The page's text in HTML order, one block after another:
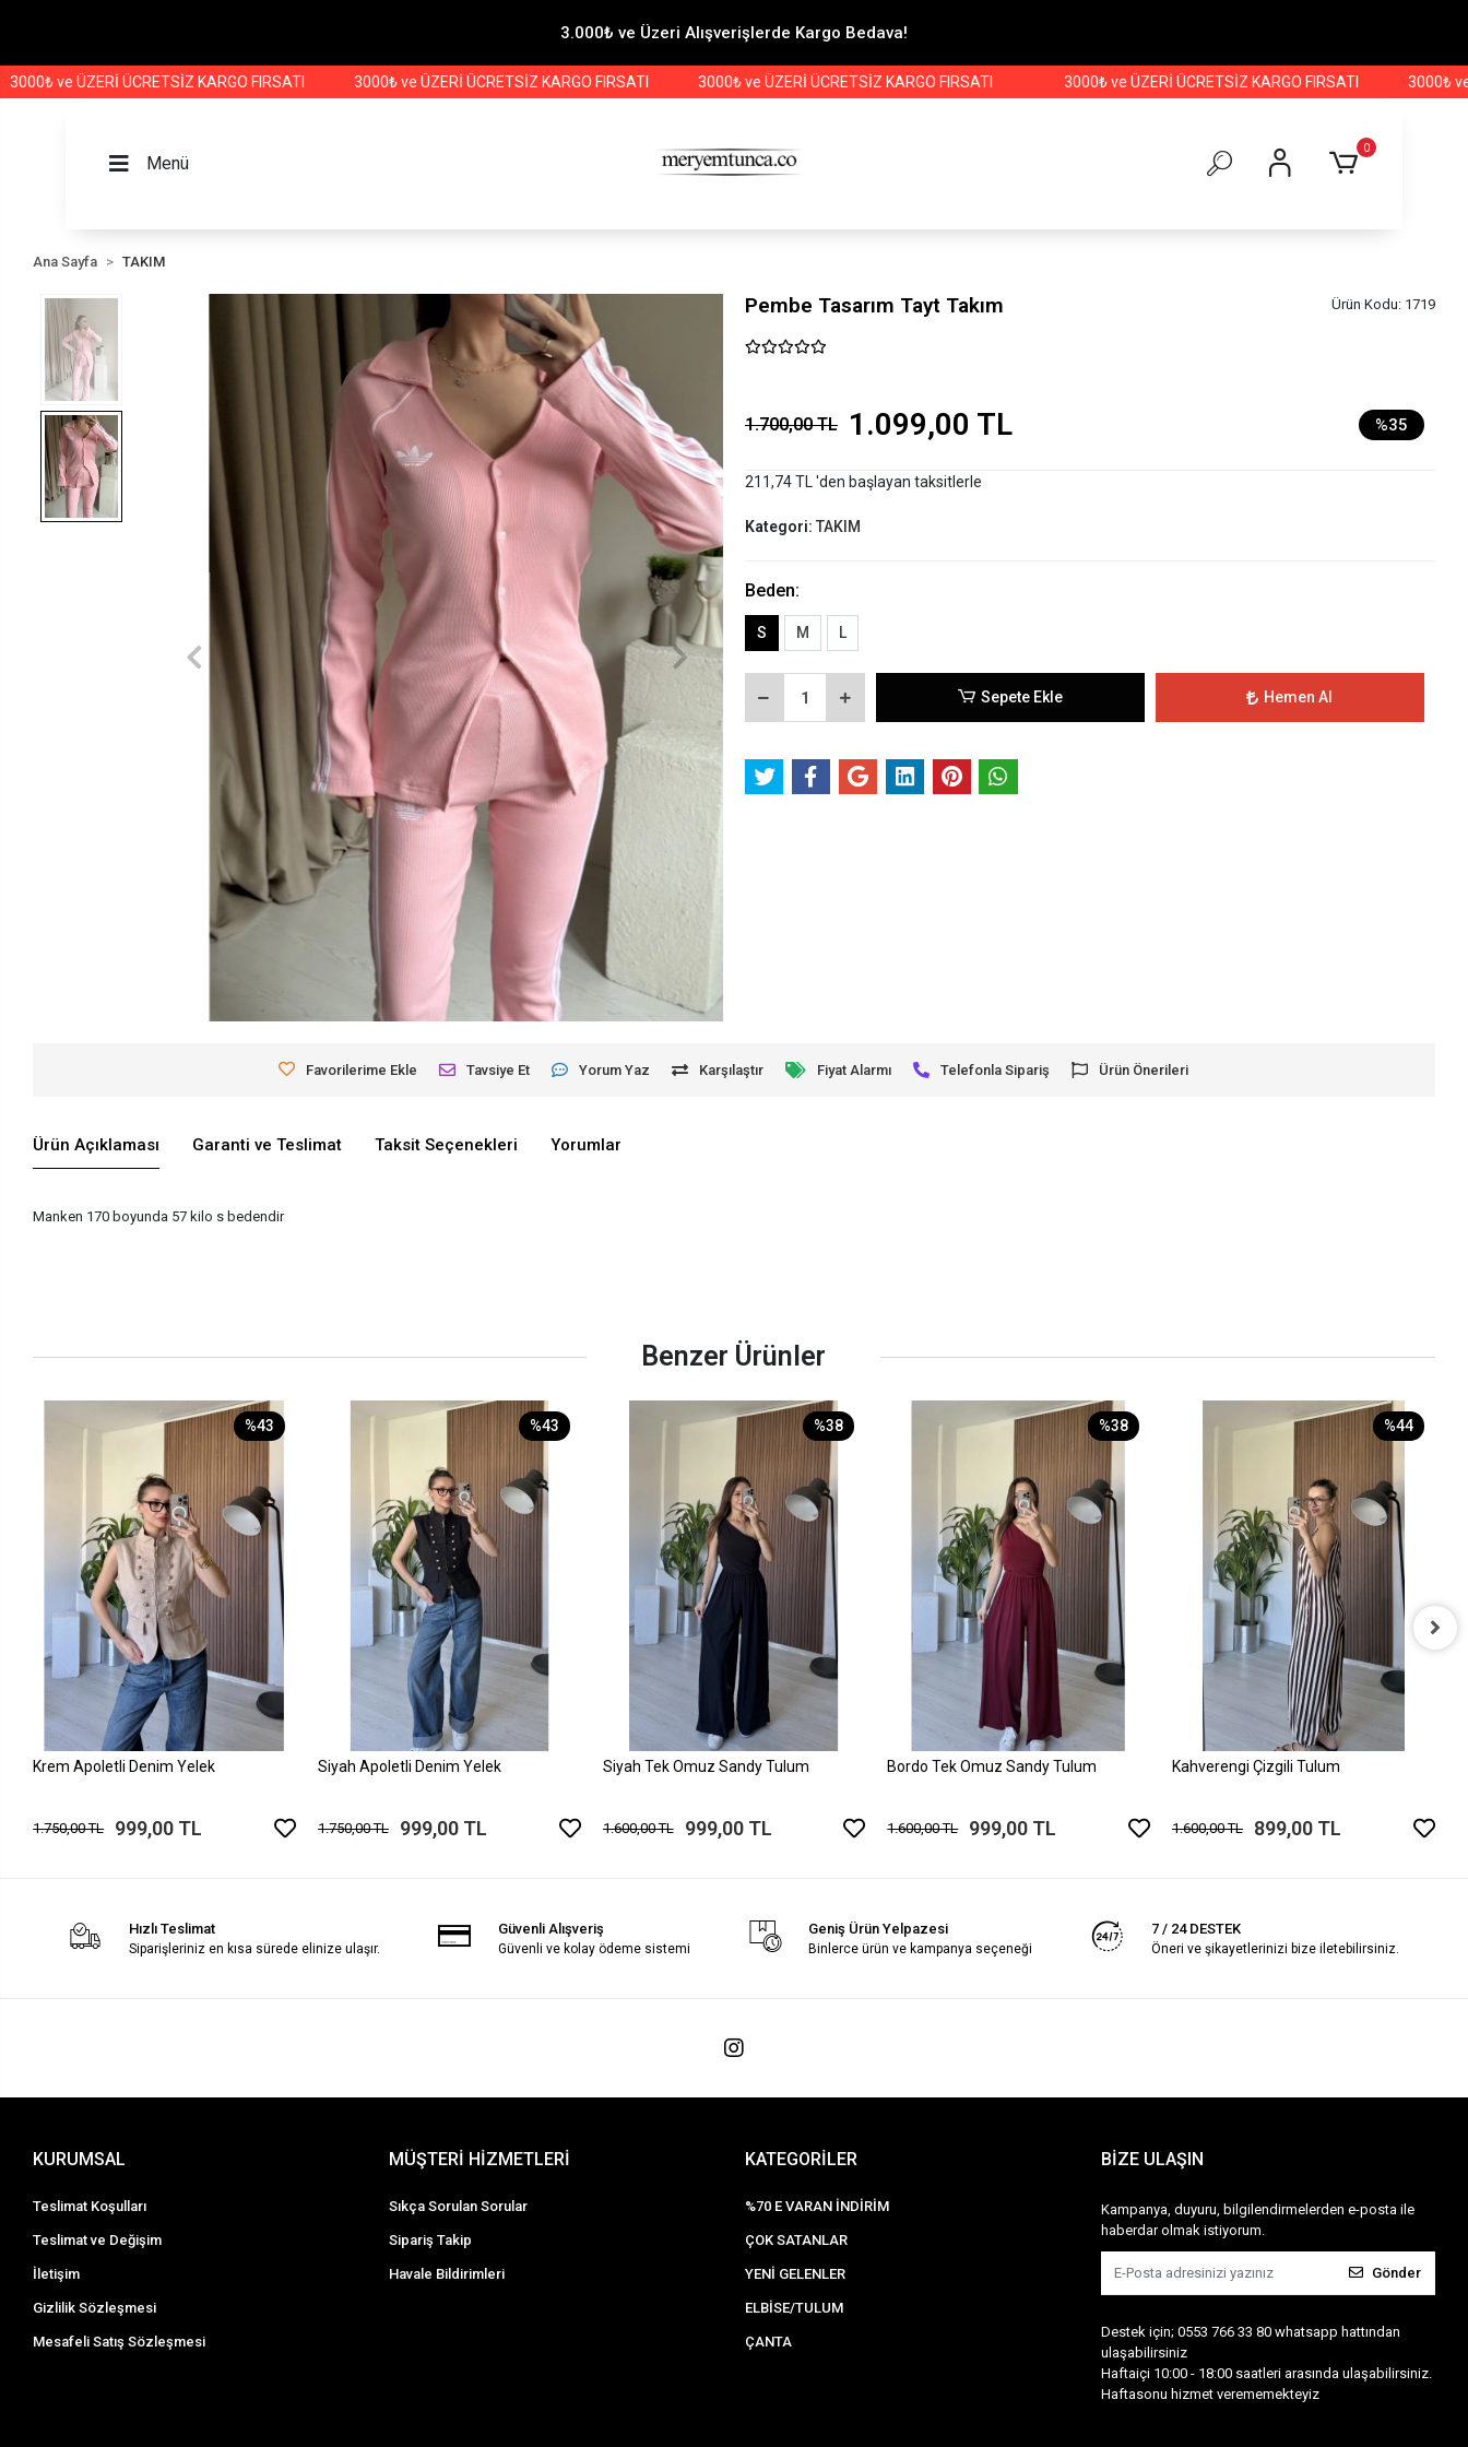
3.000₺ ve Üzeri Alışverişlerde Kargo Bedava!
ve ÜZERİ ÜCRETSİZ KARGO FIRSATI 3000₺ ve ÜZERİ ÜCRETSİZ KARGO FIRSATI 3000₺ ve ÜZERİ ÜCRETSİZ KARGO FIRSATI 3000₺ ve ÜZERİ ÜCRETSİZ KARGO FIRSATI 3000₺ ve
Menü
0
Ana Sayfa TAKIM
Pembe Tasarım Tayt Takım Ürün Kodu: 1719
1.700,00 TL 1.099,00 TL %35
211,74 TL 'den başlayan taksitlerle
Kategori: TAKIM
Beden:
S M L
Sepete Ekle Hemen Al
Favorilerime Ekle Tavsiye Et Yorum Yaz Karşılaştır Fiyat Alarmı Telefonla Sipariş Ürün Önerileri
Ürün Açıklaması Garanti ve Teslimat Taksit Seçenekleri Yorumlar
Manken 170 boyunda 57 kilo s bedendir
Benzer Ürünler
%43
Krem Apoletli Denim Yelek
1.750,00 TL 999,00 TL
%43
Siyah Apoletli Denim Yelek
1.750,00 TL 999,00 TL
%38
Siyah Tek Omuz Sandy Tulum
1.600,00 TL 999,00 TL
%38
Bordo Tek Omuz Sandy Tulum
1.600,00 TL 999,00 TL
%44
Kahverengi Çizgili Tulum
1.600,00 TL 899,00 TL
Hızlı Teslimat
Siparişleriniz en kısa sürede elinize ulaşır.
Güvenli Alışveriş
Güvenli ve kolay ödeme sistemi
Geniş Ürün Yelpazesi
Binlerce ürün ve kampanya seçeneği
7 / 24 DESTEK
Öneri ve şikayetlerinizi bize iletebilirsiniz.
KURUMSAL
Teslimat Koşulları
Teslimat ve Değişim
İletişim
Gizlilik Sözleşmesi
Mesafeli Satış Sözleşmesi
MÜŞTERİ HİZMETLERİ
Sıkça Sorulan Sorular
Sipariş Takip
Havale Bildirimleri
KATEGORİLER
%70 E VARAN İNDİRİM
ÇOK SATANLAR
YENİ GELENLER
ELBİSE/TULUM
ÇANTA
BİZE ULAŞIN
Kampanya, duyuru, bilgilendirmelerden e-posta ile
haberdar olmak istiyorum.
Gönder
Destek için; 0553 766 33 80 whatsapp hattından
ulaşabilirsiniz
Haftaiçi 10:00 - 18:00 saatleri arasında ulaşabilirsiniz.
Haftasonu hizmet verememekteyiz